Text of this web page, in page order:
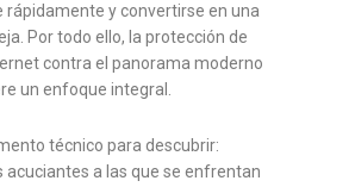
y convertirse en una
Por todo ello, la protección de
contra el panorama moderno
un enfoque integral.
técnico para descubrir:
acuciantes a las que se enfrentan